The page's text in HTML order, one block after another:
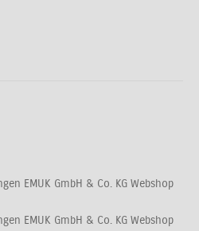
EMUK GmbH & Co. KG Webshop
EMUK GmbH & Co. KG Webshop